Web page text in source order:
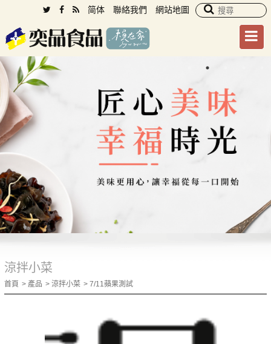
简体 聯絡我們 網站地圖
涼拌小菜
首頁 產品 涼拌小菜 7/11蘋果測試